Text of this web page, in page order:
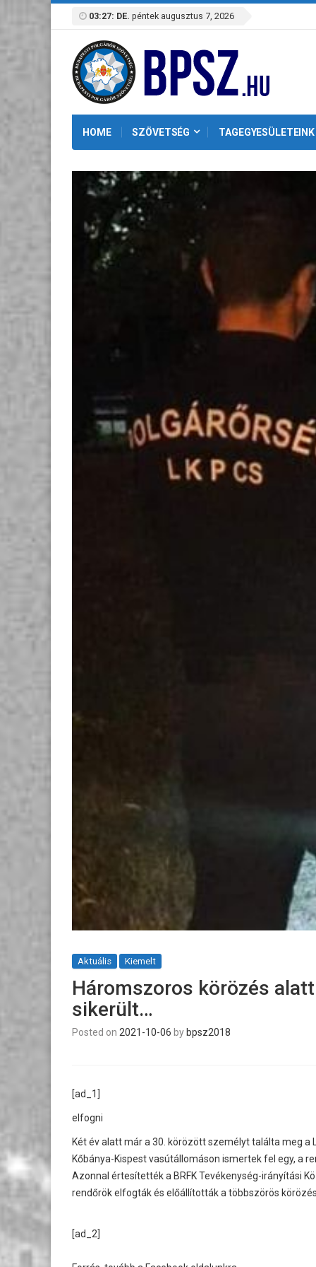
03:27: DE. péntek augusztus 7, 2026
HOME SZÖVETSÉG TAGEGYESÜLETEINK
Aktuális Kiemelt
Háromszoros körözés
sikerült…
Posted on 2021-10-06 by bpsz2018
[ad_1]
elfogni
Két év alatt már a 30. körözött személyt találta meg
Kőbánya-Kispest vasútállomáson ismertek fel egy, a
Azonnal értesítették a BRFK Tevékenység-irányítási
rendőrök elfogták és előállították a többszörös
[ad_2]